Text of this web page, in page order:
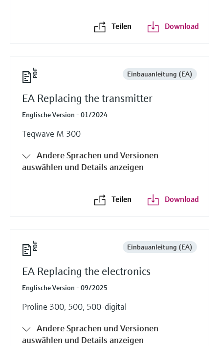
Teilen Download
Einbauanleitung (EA)
EA Replacing the transmitter
Englische Version - 01/2024
Teqwave M 300
Andere Sprachen und Versionen
auswählen und Details anzeigen
Teilen Download
Einbauanleitung (EA)
EA Replacing the electronics
Englische Version - 09/2025
Proline 300, 500, 500-digital
Andere Sprachen und Versionen
auswählen und Details anzeigen